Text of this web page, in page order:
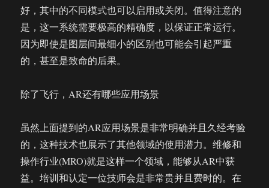
好，其中的不同模式也可以启用或关闭。值得注意的
是，这一系统需要极高的精确度，以保证正常运行。
因为即使是图层间最细小的区别也可能会引起严重
的，甚至是致命的后果。
除了飞行，AR还有哪些应用场景
虽然上面提到的AR应用场景是非常明确并且久经考验
的，这种技术也展示了其他领域的使用潜力。维修和
操作行业(MRO)就是这样一个领域，能够从AR中获
益。培训和认定一位技师会是非常贵并且费时的。在